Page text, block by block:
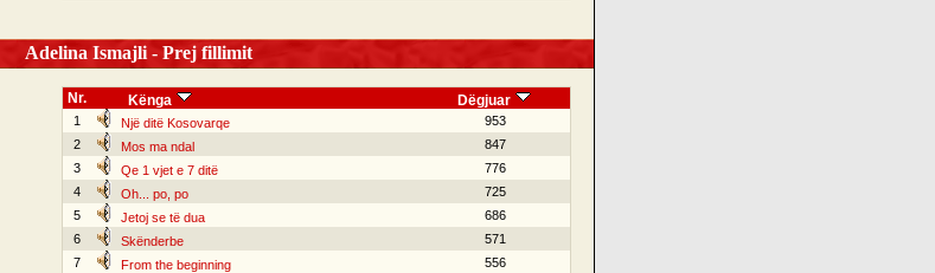
Adelina Ismajli - Prej fillimit
Nr. Kënga Dëgjuar
1 Një ditë Kosovarqe
953
2
Mos ma ndal
847
3
Qe 1 vjet e 7 ditë
776
4
Oh... po, po
725
5
Jetoj se të dua
686
6
Skënderbe
571
7
From the beginning
556